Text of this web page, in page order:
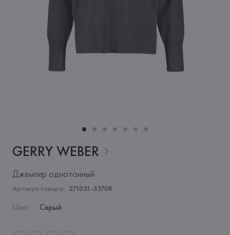
GERRY WEBER
Джемпер однотонный
Артикул товара: 271031-35708
Цвет: Серый